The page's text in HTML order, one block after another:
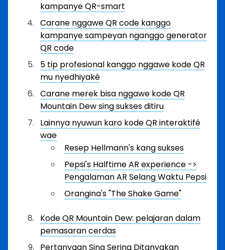
kampanye QR-smart
Carane nggawe QR code kanggo
kampanye sampeyan nganggo generator
QR code
5 tip profesional kanggo nggawe kode QR
mu nyedhiyaké
Carane merek bisa nggawe kode QR
Mountain Dew sing sukses ditiru
Lainnya nyuwun karo kode QR interaktifé
wae
Resep Hellmann's kang sukses
Pepsi's Halftime AR experience ->
Pengalaman AR Selang Waktu Pepsi
Orangina's "The Shake Game"
Kode QR Mountain Dew: pelajaran dalam
pemasaran cerdas
Pertanyaan Sing Sering Ditanyakan